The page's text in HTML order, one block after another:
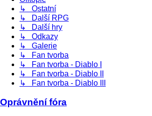
↳ Ostatní
↳ Další RPG
↳ Další hry
↳ Odkazy
↳ Galerie
↳ Fan tvorba
↳ Fan tvorba - Diablo I
↳ Fan tvorba - Diablo II
↳ Fan tvorba - Diablo III
Oprávnění fóra